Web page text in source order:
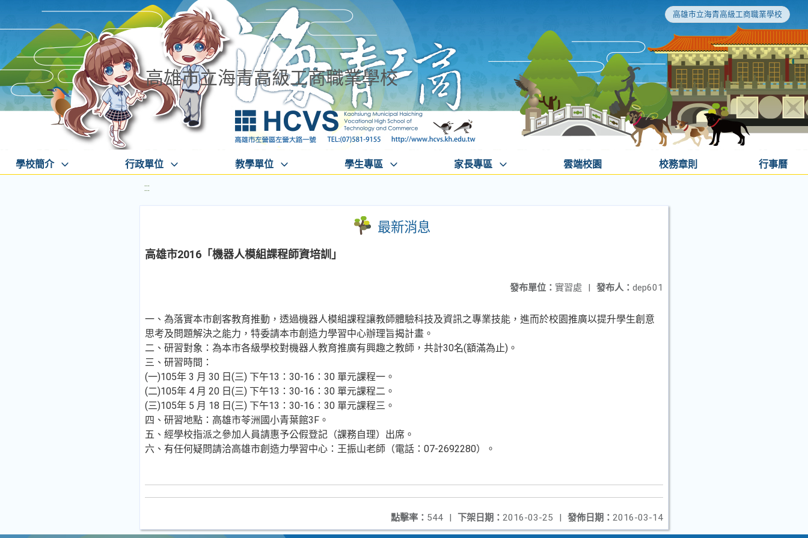
高雄市立海青高級工商職業學校
高雄市立海青高級工商職業學校
學校簡介 行政單位 教學單位 學生專區 家長專區 雲端校園 校務章則 行事曆
:::
最新消息
高雄市2016「機器人模組課程師資培訓」
發布人： dep601
發布單位： 實習處 |
一、為落實本市創客教育推動，透過機器人模組課程讓教師體驗科技及資訊之專業技能，進而於校園推廣以提升學生創意
思考及問題解決之能力，特委請本市創造力學習中心辦理旨揭計畫。
二、研習對象：為本市各級學校對機器人教育推廣有興趣之教師，共計30名(額滿為止)。
三、研習時間：
(一)105年 3 月 30 日(三) 下午13：30-16：30 單元課程一。
(二)105年 4 月 20 日(三) 下午13：30-16：30 單元課程二。
(三)105年 5 月 18 日(三) 下午13：30-16：30 單元課程三。
四、研習地點：高雄市苓洲國小青葉館3F。
五、經學校指派之參加人員請惠予公假登記（課務自理）出席。
六、有任何疑問請洽高雄市創造力學習中心：王振山老師（電話：07-2692280）。
發佈日期： 2016-03-14
下架日期： 2016-03-25 |
點擊率： 544 |